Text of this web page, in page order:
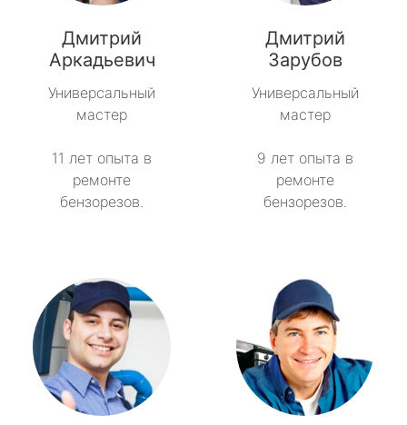
Дмитрий
Аркадьевич
Универсальный
мастер
11 лет опыта в
ремонте
бензорезов.
Дмитрий
Зарубов
Универсальный
мастер
9 лет опыта в
ремонте
бензорезов.